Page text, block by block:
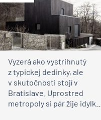
Vyzerá ako vystrihnutý
z typickej dedinky, ale
v skutočnosti stojí v
Bratislave. Uprostred
metropoly si pár žije idylku